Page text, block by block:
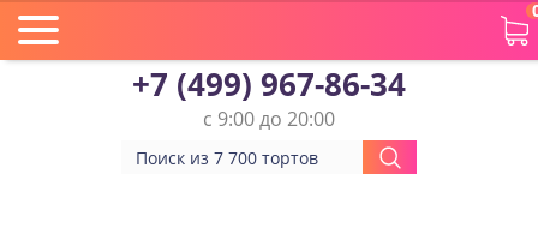
+7 (499) 967-86-34
с 9:00 до 20:00